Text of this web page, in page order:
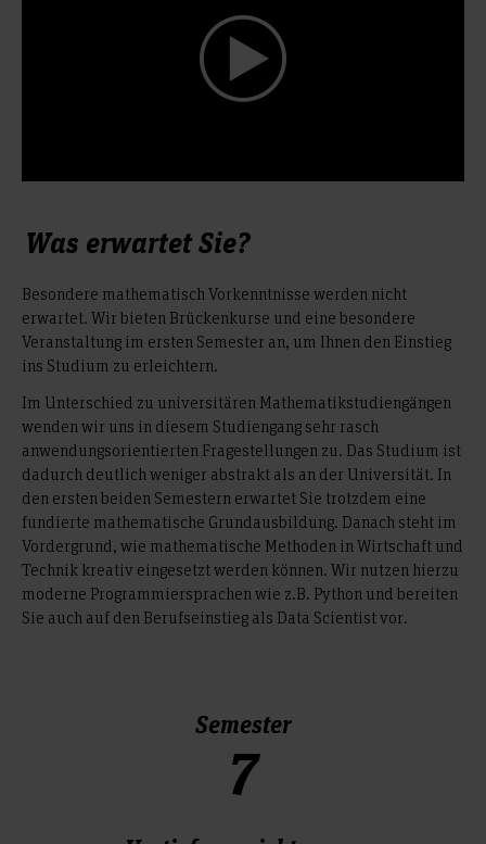
Was erwartet Sie?
Besondere mathematisch Vorkenntnisse werden nicht
erwartet. Wir bieten Brückenkurse und eine besondere
Veranstaltung im ersten Semester an, um Ihnen den Einstieg
ins Studium zu erleichtern.
Im Unterschied zu universitären Mathematikstudiengängen
wenden wir uns in diesem Studiengang sehr rasch
anwendungsorientierten Fragestellungen zu. Das Studium ist
dadurch deutlich weniger abstrakt als an der Universität. In
den ersten beiden Semestern erwartet Sie trotzdem eine
fundierte mathematische Grundausbildung. Danach steht im
Vordergrund, wie mathematische Methoden in Wirtschaft und
Technik kreativ eingesetzt werden können. Wir nutzen hierzu
moderne Programmiersprachen wie z.B. Python und bereiten
Sie auch auf den Berufseinstieg als Data Scientist vor.
Semester
7